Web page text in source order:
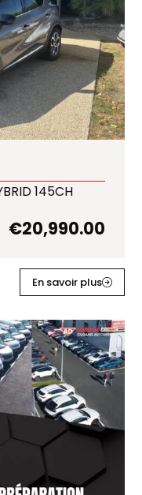
145CH
€20,990.00
En savoir plus